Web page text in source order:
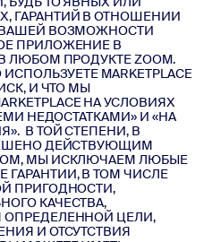
ГАРАНТИЙ В ОТНОШЕНИИ
ВАШЕЙ ВОЗМОЖНОСТИ
ПРИЛОЖЕНИЕ В
В ЛЮБОМ ПРОДУКТЕ ZOOM.
MARKETPLACE
И ЧТО МЫ
НА УСЛОВИЯХ
НЕДОСТАТКАМИ» И «НА
В ТОЙ СТЕПЕНИ, В
ДЕЙСТВУЮЩИМ
МЫ ИСКЛЮЧАЕМ ЛЮБЫЕ
В ТОМ ЧИСЛЕ
ПРИГОДНОСТИ,
КАЧЕСТВА,
ЦЕЛИ,
И ОТСУТСТВИЯ